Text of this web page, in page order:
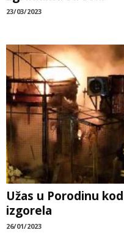
23/03/2023
Užas u Porodinu
izgorela
26/01/2023